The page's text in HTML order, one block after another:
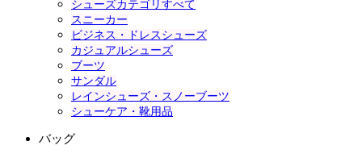
シューズカテゴリすべて
スニーカー
ビジネス・ドレスシューズ
カジュアルシューズ
ブーツ
サンダル
レインシューズ・スノーブーツ
シューケア・靴用品
バッグ